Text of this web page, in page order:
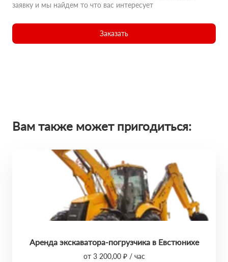
заявку и мы найдем то что вас интересует
Заказать
Вам также может пригодиться:
Аренда экскаватора-погрузчика в Евстюнихе
от 3 200,00 ₽ / час